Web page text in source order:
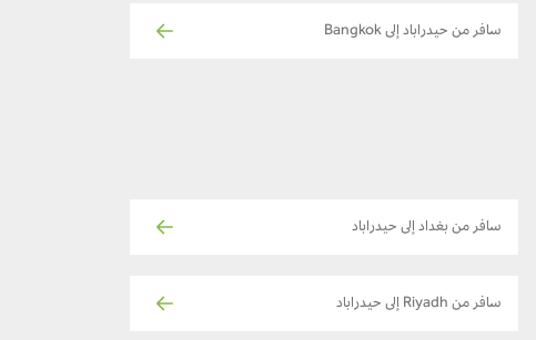
سافر من حيدراباد إلى Bangkok
سافر من بغداد إلى حيدراباد
سافر من Riyadh إلى حيدراباد